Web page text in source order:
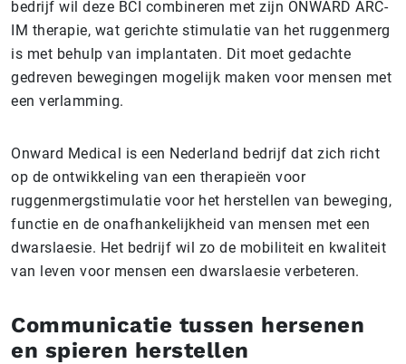
bedrijf wil deze BCI combineren met zijn ONWARD ARC-
IM therapie, wat gerichte stimulatie van het ruggenmerg
is met behulp van implantaten. Dit moet gedachte
gedreven bewegingen mogelijk maken voor mensen met
een verlamming.
Onward Medical is een Nederland bedrijf dat zich richt
op de ontwikkeling van een therapieën voor
ruggenmergstimulatie voor het herstellen van beweging,
functie en de onafhankelijkheid van mensen met een
dwarslaesie. Het bedrijf wil zo de mobiliteit en kwaliteit
van leven voor mensen een dwarslaesie verbeteren.
Communicatie tussen hersenen
en spieren herstellen